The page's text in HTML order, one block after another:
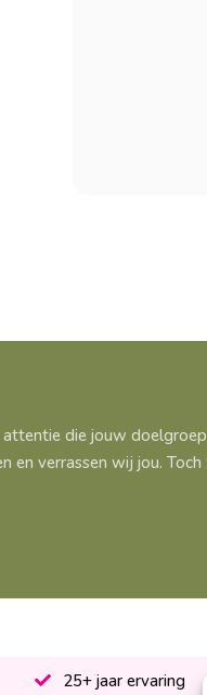
die jouw
verrassen wij jou.
25+ jaar ervaring